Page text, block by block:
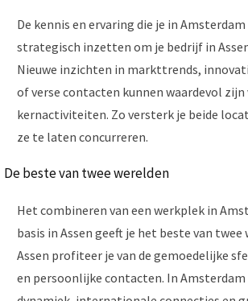
De kennis en ervaring die je in
strategisch inzetten om je bedrijf in
Nieuwe inzichten in markttrends,
of verse contacten kunnen waardevol zijn
kernactiviteiten. Zo versterk je beide
ze te laten concurreren.
De beste van twee werelden
Het combineren van een werkplek in
basis in Assen geeft je het beste van twee
Assen profiteer je van de gemoedelijke
en persoonlijke contacten. In Amsterdam